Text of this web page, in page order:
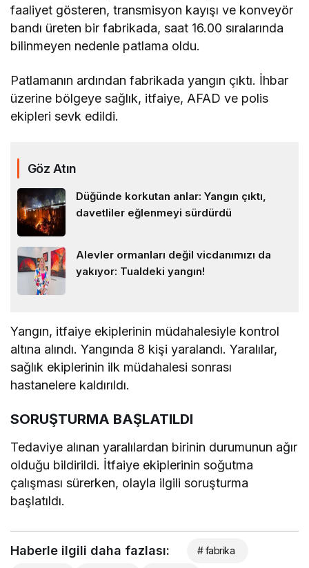
faaliyet gösteren, transmisyon kayışı ve konveyör
bandı üreten bir fabrikada, saat 16.00 sıralarında
bilinmeyen nedenle patlama oldu.
Patlamanın ardından fabrikada yangın çıktı. İhbar
üzerine bölgeye sağlık, itfaiye, AFAD ve polis
ekipleri sevk edildi.
Göz Atın
Düğünde korkutan anlar: Yangın çıktı,
davetliler eğlenmeyi sürdürdü
Alevler ormanları değil vicdanımızı da
yakıyor: Tualdeki yangın!
Yangın, itfaiye ekiplerinin müdahalesiyle kontrol
altına alındı. Yangında 8 kişi yaralandı. Yaralılar,
sağlık ekiplerinin ilk müdahalesi sonrası
hastanelere kaldırıldı.
SORUŞTURMA BAŞLATILDI
Tedaviye alınan yaralılardan birinin durumunun ağır
olduğu bildirildi. İtfaiye ekiplerinin soğutma
çalışması sürerken, olayla ilgili soruşturma
başlatıldı.
Haberle ilgili daha fazlası: # fabrika